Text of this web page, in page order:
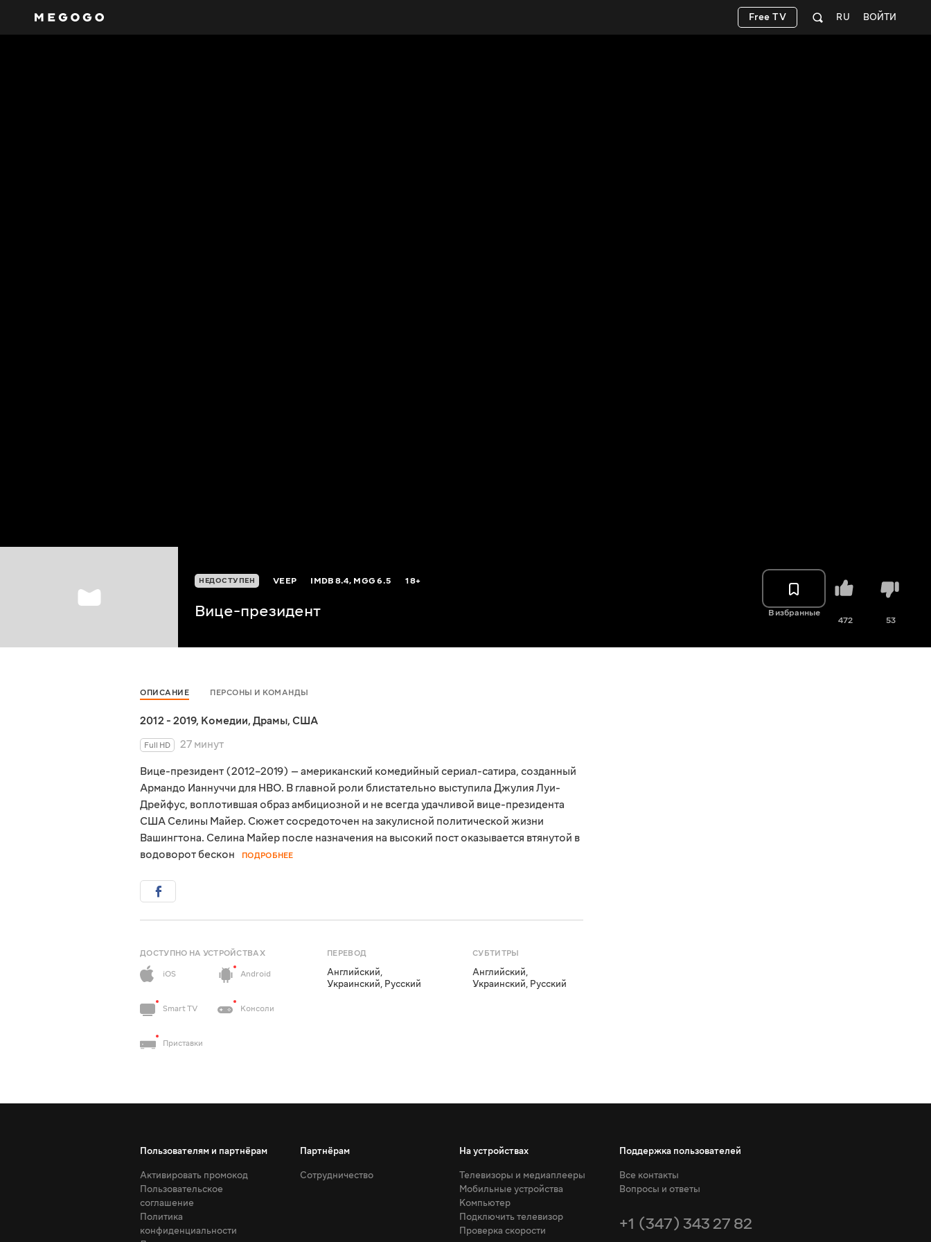
ВОЙТИ
RU
Free TV
НЕДОСТУПЕН VEEP IMDB8.4, MGG6.5 18+
Вице-президент В избранные
472 53
ОПИСАНИЕ ПЕРСОНЫ И КОМАНДЫ
2012 - 2019, Комедии, Драмы, США
Full HD
27 минут
Вице-президент (2012–2019) — американский комедийный сериал-сатира, созданный
Армандо Ианнуччи для HBO. В главной роли блистательно выступила Джулия Луи-
Дрейфус, воплотившая образ амбициозной и не всегда удачливой вице-президента
США Селины Майер. Сюжет сосредоточен на закулисной политической жизни
Вашингтона. Селина Майер после назначения на высокий пост оказывается втянутой в
водоворот бескон
ПОДРОБНЕЕ
ДОСТУПНО НА УСТРОЙСТВАХ
iOS
Android
Smart TV Консоли
Приставки
ПЕРЕВОД
Английский,
Украинский, Русский
СУБТИТРЫ
Английский,
Украинский, Русский
Пользователям и партнёрам
Активировать промокод
Пользовательское
соглашение
Политика
конфиденциальности
Партнёрам
Сотрудничество
На устройствах
Телевизоры и медиаплееры
Мобильные устройства
Компьютер
Подключить телевизор
Проверка скорости
Поддержка пользователей
Все контакты
Вопросы и ответы
+1 (347) 343 27 82